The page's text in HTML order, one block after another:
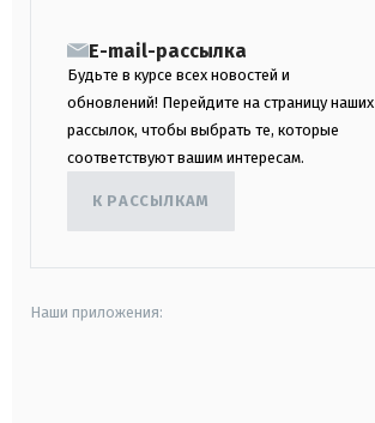
E-mail-рассылка
Будьте в курсе всех новостей и
обновлений! Перейдите на страницу наших
рассылок, чтобы выбрать те, которые
соответствуют вашим интересам.
К РАССЫЛКАМ
Наши приложения: